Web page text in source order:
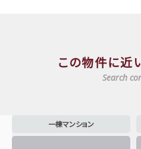
この物件に近
Search
一棟マンション